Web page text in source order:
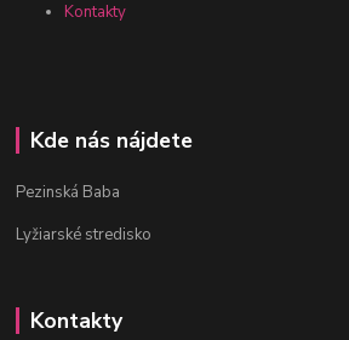
Kontakty
Kde nás nájdete
Pezinská Baba
Lyžiarské stredisko
Kontakty